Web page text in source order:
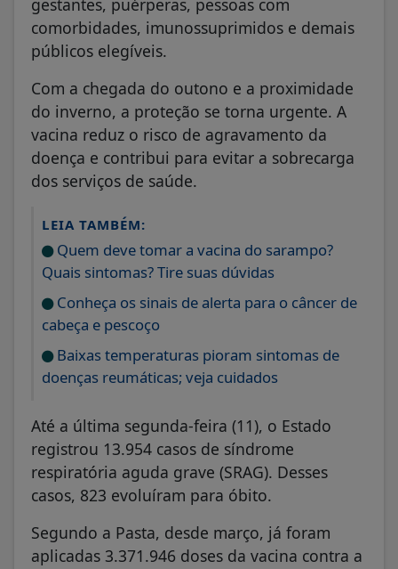
comorbidades, imunossuprimidos e demais
públicos elegíveis.
Com a chegada do outono e a proximidade
do inverno, a proteção se torna urgente. A
vacina reduz o risco de agravamento da
doença e contribui para evitar a sobrecarga
dos serviços de saúde.
LEIA TAMBÉM:
Quem deve tomar a vacina do sarampo?
Quais sintomas? Tire suas dúvidas
Conheça os sinais de alerta para o câncer de
cabeça e pescoço
Baixas temperaturas pioram sintomas de
doenças reumáticas; veja cuidados
Até a última segunda-feira (11), o Estado
registrou 13.954 casos de síndrome
respiratória aguda grave (SRAG). Desses
casos, 823 evoluíram para óbito.
Segundo a Pasta, desde março, já foram
aplicadas 3.371.946 doses da vacina contra a